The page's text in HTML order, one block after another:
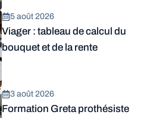
5 août 2026
Viager : tableau de calcul du
bouquet et de la rente
3 août 2026
Formation Greta prothésiste